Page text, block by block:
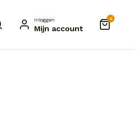
Inloggen
Mijn account
0